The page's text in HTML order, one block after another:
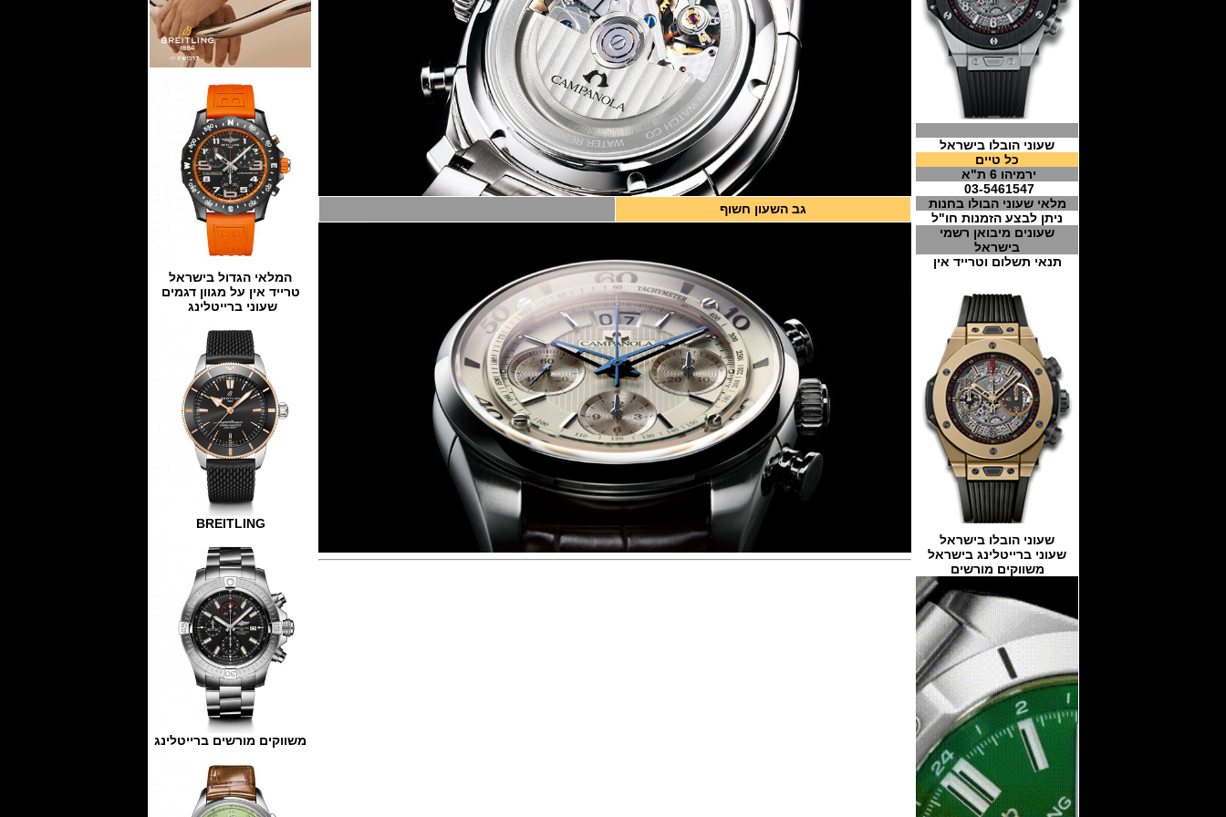
שעוני הובלו בישראל
כל טיים
ירמיהו 6 ת"א
03-5461547
מלאי שעוני הבולו בחנות
ניתן לבצע הזמנות חו"ל
שעונים מיבואן רשמי
בישראל
תנאי תשלום וטרייד אין
שעוני הובלו בישראל
שעוני ברייטלינג בישראל
משווקים מורשים
גב השעון חשוף
המלאי הגדול בישראל
טרייד אין על מגוון דגמים
שעוני ברייטלינג
BREITLING
משווקים מורשים ברייטלינג